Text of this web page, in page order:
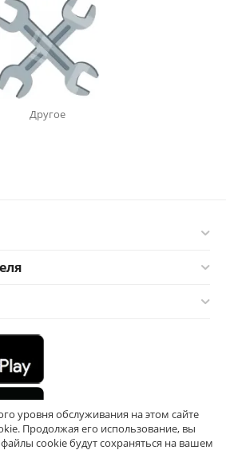
Другое
уровня обслуживания на этом сайте
Продолжая его использование, вы
cookie будут сохраняться на вашем